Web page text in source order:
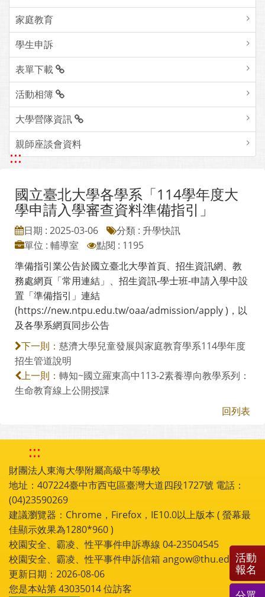
家庭教育
學生申訴
表單下載
活動相簿
大學營隊資訊
親師座談會資料
:::
國立臺北大學各學系「114學年度大
學申請入學審查資料準備指引」
日期 : 2025-03-06
分類 : 升學快訊
單位 : 輔導室
點閱 : 1195
準備指引業公告於國立臺北大學首頁、招生資訊網、教
務處網頁「常用連結」、招生資訊-學士班-申請入學中設
置「準備指引」連結
(https://new.ntpu.edu.tw/oaa/admission/apply )，以
及各學系網頁同步公告
下一則： 慈濟大學兒童發展與家庭教育學系114學年度
招生管道說明
上一則： 轉知~國立羅東高中113-2素養導向教學系列：
生命教育線上公開授課
回列表
:::
財團法人東海大學附屬高級中等學校
地址：407224臺中市西屯區臺灣大道四段1727號 電話：
(04)23590269
建議瀏覽器：Chrome，Firefox，IE10.0以上版本 ( 螢幕最
佳顯示效果為1280*960 )
校園安全、霸凌、性平事件申訴專線 04-23504545
校園安全、霸凌、性平事件申訴信箱 angow@thu.edu.tw
更新日期：2026-08-06
您是本站第43035014位訪客
活動
報名